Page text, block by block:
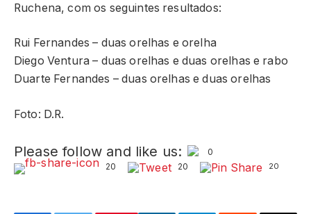
Ruchena, com os seguintes resultados:
Rui Fernandes – duas orelhas e orelha
Diego Ventura – duas orelhas e duas orelhas e rabo
Duarte Fernandes – duas orelhas e duas orelhas
Foto: D.R.
Please follow and like us:
0
20
20 20